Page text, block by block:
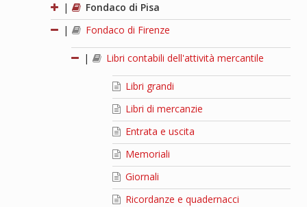
|
Fondaco di Pisa
|
Fondaco di Firenze
| Libri contabili dell'attività mercantile
Libri grandi
Libri di mercanzie
Entrata e uscita
Memoriali
Giornali
Ricordanze e quadernacci